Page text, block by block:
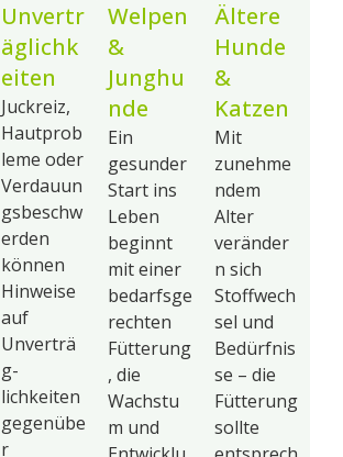
Unvertr
äglichk
eiten
Juckreiz,
Hautprob
leme oder
Verdauun
gsbeschw
erden
können
Hinweise
auf
Unverträ
g-
lichkeiten
gegenübe
r
Welpen
&
Junghu
nde
Ein
gesunder
Start ins
Leben
beginnt
mit einer
bedarfsge
rechten
Fütterung
, die
Wachstu
m und
Ältere
Hunde
&
Katzen
Mit
zunehme
ndem
Alter
veränder
n sich
Stoffwech
sel und
Bedürfnis
se – die
Fütterung
sollte